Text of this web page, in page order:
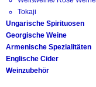
Tokaji
Ungarische Spirituosen
Georgische Weine
Armenische Spezialitäten
Englische Cider
Weinzubehör